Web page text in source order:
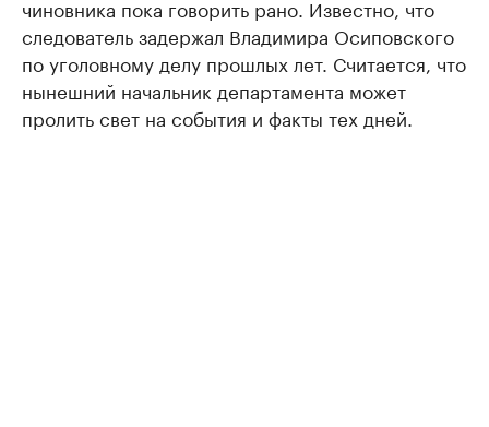
чиновника пока говорить рано. Известно, что
следователь задержал Владимира Осиповского
по уголовному делу прошлых лет. Считается, что
нынешний начальник департамента может
пролить свет на события и факты тех дней.